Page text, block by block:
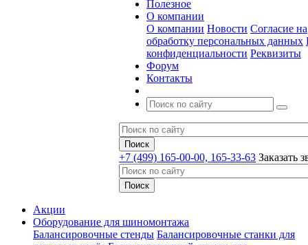
Полезное
О компании
О компании Новости Согласие на
обработку персональных данных
конфиденциальности Реквизиты
Форум
Контакты
+7 (499) 165-00-00, 165-33-63 Заказать
Акции
Оборудование для шиномонтажа
Балансировочные стенды Балансировочные станки для